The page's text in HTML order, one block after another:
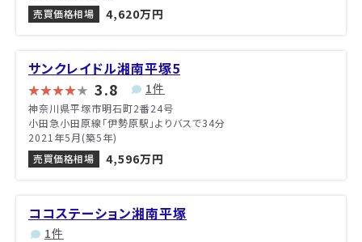
売買価格相場
4,620万円
サンクレイドル湘南平塚5
3.8 1件
神奈川県平塚市明石町2番24号
小田急小田原線「伊勢原駅」よりバスで34分
2021年5月(築5年)
売買価格相場
4,596万円
ココステーション湘南平塚
1件